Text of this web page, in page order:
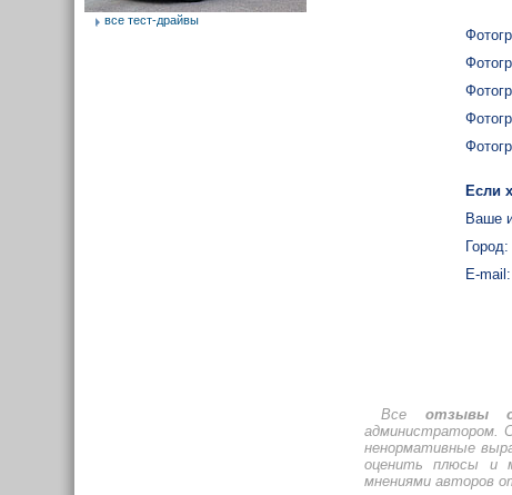
Если
Ваше
Город:
E-mail:
Все отзывы
администратором.
ненормативные
оценить плюсы и
мнениями авторов
все тест-драйвы